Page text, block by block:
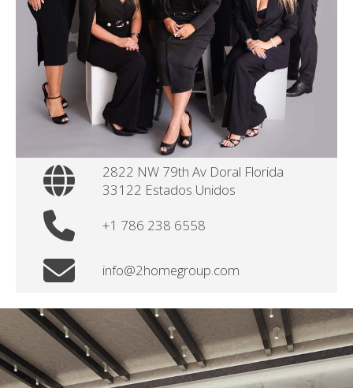
2822 NW 79th Av Doral Florida
33122 Estados Unidos
+1 786 238 6558
info@2homegroup.com